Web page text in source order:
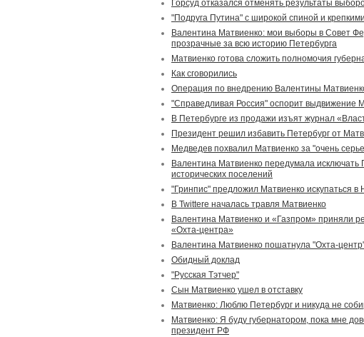
Горсуд отказался отменять результаты
"Подруга Путина" с широкой спиной и
Валентина Матвиенко: мои выборы в Совет
прозрачные за всю историю Петербурга
Матвиенко готова сложить полномочия
Как сговорились
Операция по внедрению Валентины
"Справедливая Россия" оспорит выдвижение
В Петербурге из продажи изъят журнал
Президент решил избавить Петербург от
Медведев похвалил Матвиенко за "очень
Валентина Матвиенко передумала исключать
исторических поселений
"Гринпис" предложил Матвиенко искупаться в
В Twittere началась травля Матвиенко
Валентина Матвиенко и «Газпром» приняли
«Охта-центра»
Валентина Матвиенко пошатнула "Охта-
Обидный доклад
"Русская Тэтчер"
Сын Матвиенко ушел в отставку
Матвиенко: Люблю Петербург и никуда не
Матвиенко: Я буду губернатором, пока мне
президент РФ